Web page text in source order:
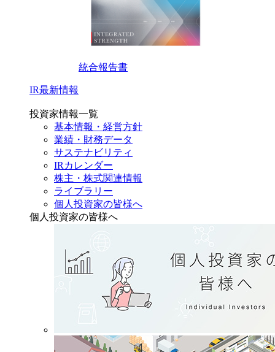
統合報告書
IR最新情報
投資家情報一覧
基本情報・経営方針
業績・財務データ
サステナビリティ
IRカレンダー
株主・株式関連情報
ライブラリー
個人投資家の皆様へ
個人投資家の皆様へ